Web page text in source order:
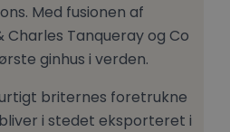
Med fusionen af
Charles Tanqueray og Co
ginhus i verden.
briternes foretrukne
i stedet eksporteret i